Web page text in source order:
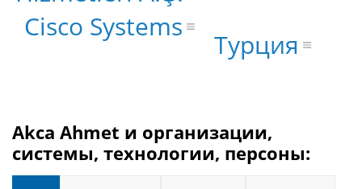
Cisco Systems
Турция
Akca Ahmet и организации,
системы, технологии, персоны: